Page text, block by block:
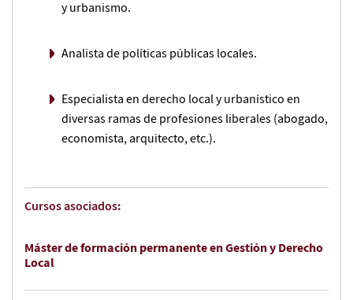
y urbanismo.
Analista de políticas públicas locales.
Especialista en derecho local y urbanístico en
diversas ramas de profesiones liberales (abogado,
economista, arquitecto, etc.).
Cursos asociados:
Máster de formación permanente en Gestión y Derecho
Local